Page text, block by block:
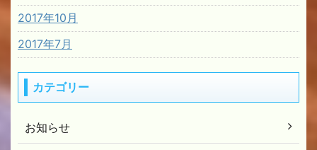
2017年10月
2017年7月
カテゴリー
お知らせ